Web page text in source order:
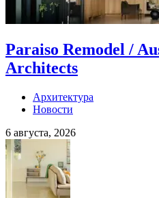
Paraiso Remodel /
Architects
Архитектура
Новости
6 августа, 2026